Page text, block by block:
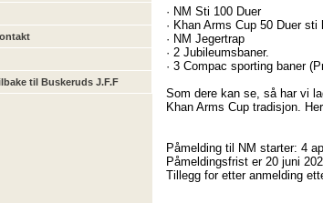
til Buskeruds J.F.F
· NM Sti 100 Duer
· Khan Arms Cup 50 Duer
· NM Jegertrap
· 2 Jubileumsbaner.
· 3 Compac sporting baner
Som dere kan se, så har vi
Khan Arms Cup tradisjon.
Påmelding til NM starter: 4
Påmeldingsfrist er 20 juni
Tillegg for etter anmelding